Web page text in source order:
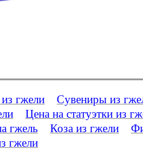
гжели
Сувениры из
Цена на статуэтки из
гжель Коза из гжели
гжели